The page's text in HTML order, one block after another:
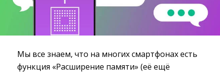
Мы все знаем, что на многих смартфонах есть
функция «Расширение памяти» (её ещё